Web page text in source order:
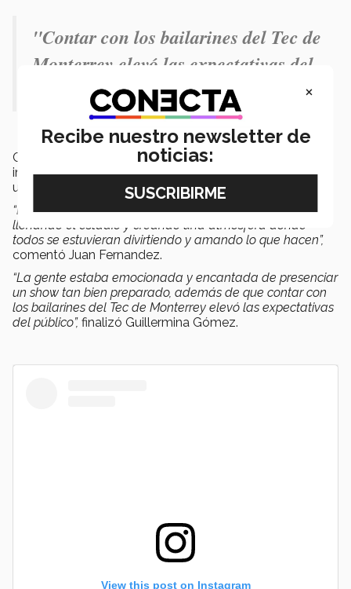
"Contar con los bailarines del Tec de
Monterrey elevó las expectativas del
público".- Guillermina Gómez
Cabe mencionar que al momento de iniciar la
inauguración empezó a llover, sin embargo, esto no fue
un impedimento para realizar el espectáculo.
“Lo mejor del evento fue presenciar a 200 personas
llenando el estadio y creando una atmósfera donde
todos se estuvieran divirtiendo y amando lo que hacen”,
comentó Juan Fernandez.
“La gente estaba emocionada y encantada de presenciar
un show tan bien preparado, además de que contar con
los bailarines del Tec de Monterrey elevó las expectativas
del público”, finalizó Guillermina Gómez.
View this post on Instagram
×
Recibe nuestro newsletter de
noticias: